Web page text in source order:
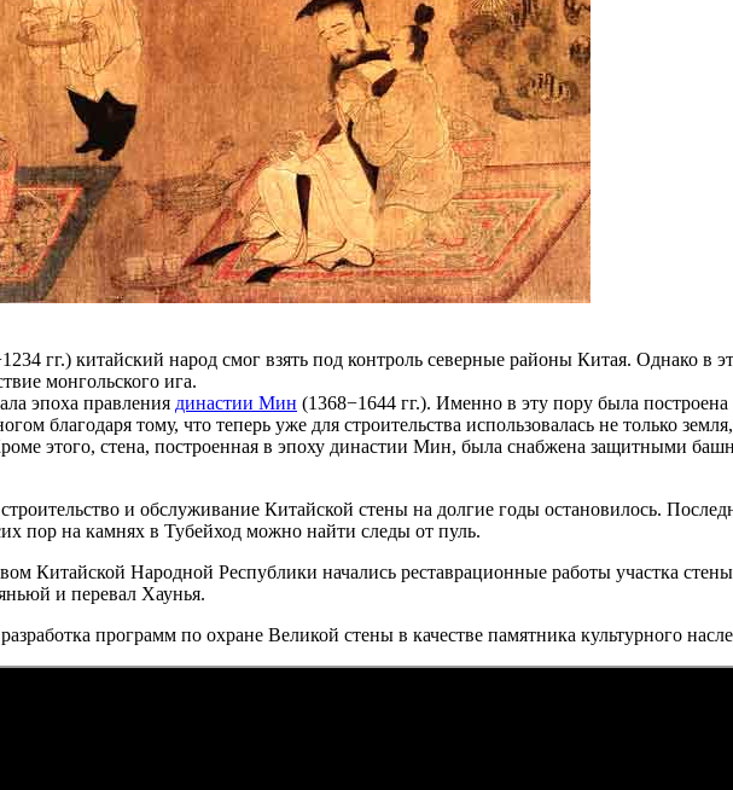
гг.) китайский народ смог взять под контроль северные районы Китая. Однако в
монгольского ига.
эпоха правления династии Мин (1368−1644 гг.). Именно в эту пору была
благодаря тому, что теперь уже для строительства использовалась не только
этого, стена, построенная в эпоху династии Мин, была снабжена защитными
и обслуживание Китайской стены на долгие годы остановилось.
пор на камнях в Тубейход можно найти следы от пуль.
Китайской Народной Республики начались реставрационные работы участка
и перевал Хаунья.
программ по охране Великой стены в качестве памятника культурного